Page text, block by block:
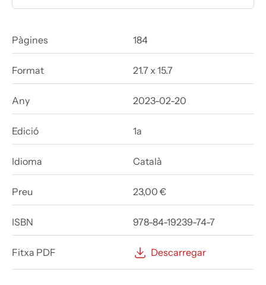
Pàgines 184
Format 21.7 x 15.7
Any 2023-02-20
Edició 1a
Idioma Català
Preu 23,00 €
ISBN 978-84-19239-74-7
Fitxa PDF Descarregar